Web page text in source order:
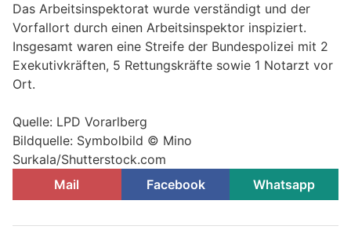
Das Arbeitsinspektorat wurde verständigt und der
Vorfallort durch einen Arbeitsinspektor inspiziert.
Insgesamt waren eine Streife der Bundespolizei mit 2
Exekutivkräften, 5 Rettungskräfte sowie 1 Notarzt vor
Ort.
Quelle: LPD Vorarlberg
Bildquelle: Symbolbild © Mino
Surkala/Shutterstock.com
Mail
Facebook Whatsapp